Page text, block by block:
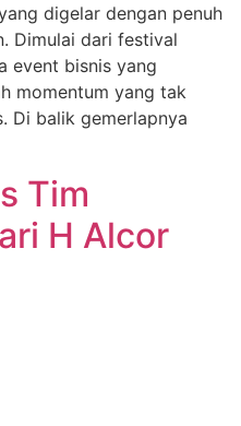
digelar dengan penuh
Dimulai dari festival
event bisnis yang
momentum yang tak
Di balik gemerlapnya
Tim
H Alcor